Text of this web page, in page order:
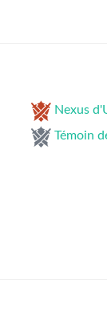
Nexus
Témoin